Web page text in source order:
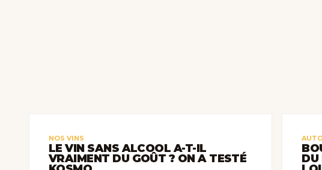
NOS VINS
LE VIN SANS ALCOOL A-T-IL
VRAIMENT DU GOÛT ? ON A TESTÉ DU